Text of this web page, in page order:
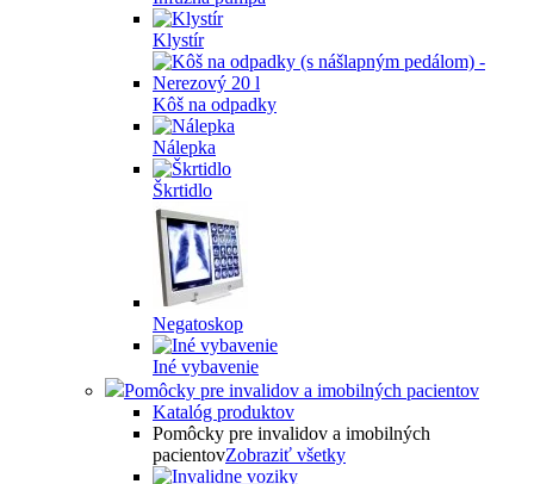
Klystír
Kôš na odpadky
Nálepka
Škrtidlo
Negatoskop
Iné vybavenie
Pomôcky pre invalidov a imobilných pacientov
Katalóg produktov
Pomôcky pre invalidov a imobilných
pacientovZobraziť všetky